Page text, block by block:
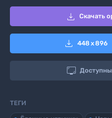
 Скачать
 448 x896

ТЕГИ